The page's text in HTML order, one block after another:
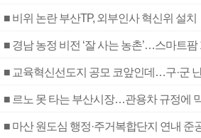
■ 비위 논란 부산TP, 외부인사 혁신위 설치
■ 경남 농정 비전 ‘잘 사는 농촌’…스마트
■ 교육혁신선도지 공모 코앞인데…구·군 난
■ 르노 못 타는 부산시장…관용차 규정에
■ 마산 원도심 행정·주거복합단지 연내 준